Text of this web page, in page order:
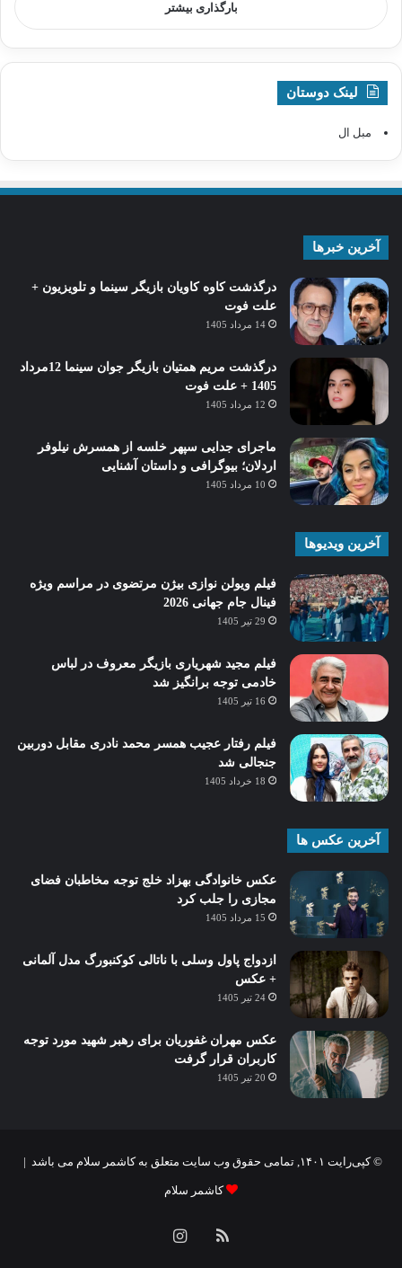
بارگذاری بیشتر
لینک دوستان
مبل ال
آخرین خبرها
درگذشت کاوه کاویان بازیگر سینما و تلویزیون +
علت فوت
14 مرداد 1405
درگذشت مریم همتیان بازیگر جوان سینما 12مرداد
1405 + علت فوت
12 مرداد 1405
ماجرای جدایی سپهر خلسه از همسرش نیلوفر
اردلان؛ بیوگرافی و داستان آشنایی
10 مرداد 1405
آخرین ویدیوها
فیلم ویولن نوازی بیژن مرتضوی در مراسم ویژه
فینال جام جهانی 2026
29 تیر 1405
فیلم مجید شهریاری بازیگر معروف در لباس
خادمی توجه برانگیز شد
16 تیر 1405
فیلم رفتار عجیب همسر محمد نادری مقابل دوربین
جنجالی شد
18 خرداد 1405
آخرین عکس ها
عکس خانوادگی بهزاد خلج توجه مخاطبان فضای
مجازی را جلب کرد
15 مرداد 1405
ازدواج پاول وسلی با ناتالی کوکنبورگ مدل آلمانی
+ عکس
24 تیر 1405
عکس مهران غفوریان برای رهبر شهید مورد توجه
کاربران قرار گرفت
20 تیر 1405
© کپی‌رایت ۱۴۰۱, تمامی حقوق وب سایت متعلق به کاشمر سلام می باشد |
کاشمر سلام
خوراکاینستاگرام